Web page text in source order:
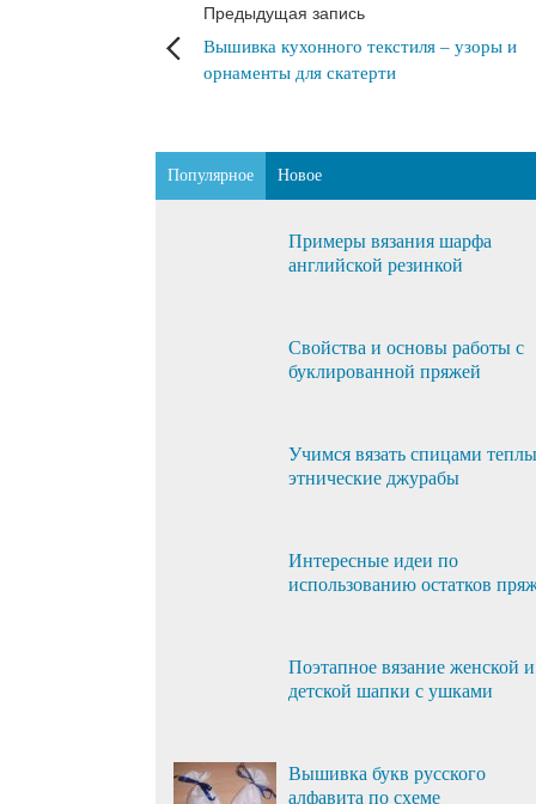
Предыдущая запись
Вышивка кухонного текстиля – узоры и
орнаменты для скатерти
Популярное Новое
Примеры вязания шарфа
английской резинкой
Свойства и основы работы с
буклированной пряжей
Учимся вязать спицами
этнические джурабы
Интересные идеи по
использованию остатков
Поэтапное вязание женской и
детской шапки с ушками
Вышивка букв русского
алфавита по схеме